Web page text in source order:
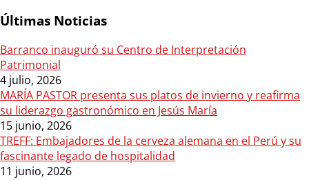
Últimas Noticias
Barranco inauguró su Centro de Interpretación
Patrimonial
4 julio, 2026
MARÍA PASTOR presenta sus platos de invierno y reafirma
su liderazgo gastronómico en Jesús María
15 junio, 2026
TREFF: Embajadores de la cerveza alemana en el Perú y su
fascinante legado de hospitalidad
11 junio, 2026